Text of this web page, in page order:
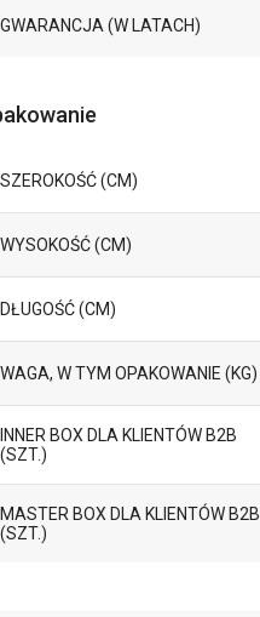
GWARANCJA (W LATACH)
SZEROKOŚĆ (CM)
WYSOKOŚĆ (CM)
DŁUGOŚĆ (CM)
WAGA, W TYM OPAKOWANIE (KG)
INNER BOX DLA KLIENTÓW B2B
(SZT.)
MASTER BOX DLA KLIENTÓW B2B
(SZT.)